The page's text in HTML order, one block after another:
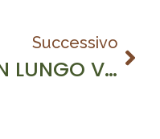
Successivo
UN LUNGO VIAGGIO NEL BOSCO – 8/11/2025